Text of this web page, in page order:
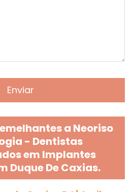
a Neoriso
- Dentistas
em Implantes
Duque De Caxias.